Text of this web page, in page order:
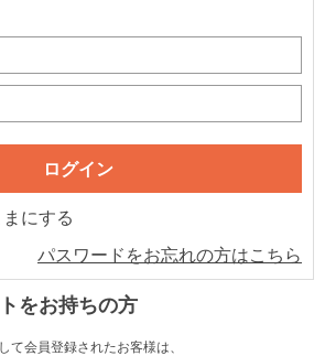
にする
パスワードをお忘れの方はこちら
をお持ちの方
て会員登録されたお客様は、